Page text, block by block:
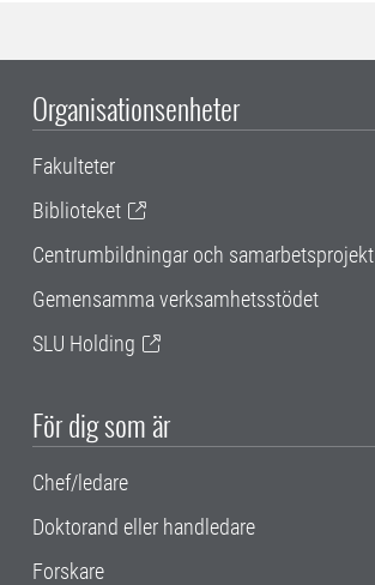
Organisationsenheter
Fakulteter
Biblioteket
Centrumbildningar och samarbetsprojekt
Gemensamma verksamhetsstödet
SLU Holding
För dig som är
Chef/ledare
Doktorand eller handledare
Forskare